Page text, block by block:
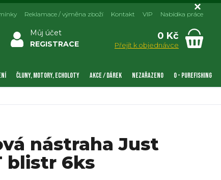
Můj účet
REGISTRACE
0 Kč
Přejít k objednávce
Reklamace / výměna zboží Kontakt VIP Nabídka práce
ČLUNY, MOTORY, ECHOLOTY AKCE / DÁREK NEZAŘAZENO 0 - PUREFISHING
nástraha Just
blistr 6ks